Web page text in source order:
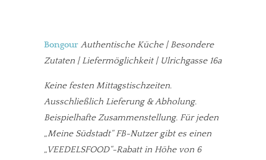
Bongour Authentische Küche | Besondere
Zutaten | Liefermöglichkeit | Ulrichgasse 16a
Keine festen Mittagstischzeiten.
Ausschließlich Lieferung & Abholung.
Beispielhafte Zusammenstellung. Für jeden
„Meine Südstadt“ FB-Nutzer gibt es einen
„VEEDELSFOOD“-Rabatt in Höhe von 6